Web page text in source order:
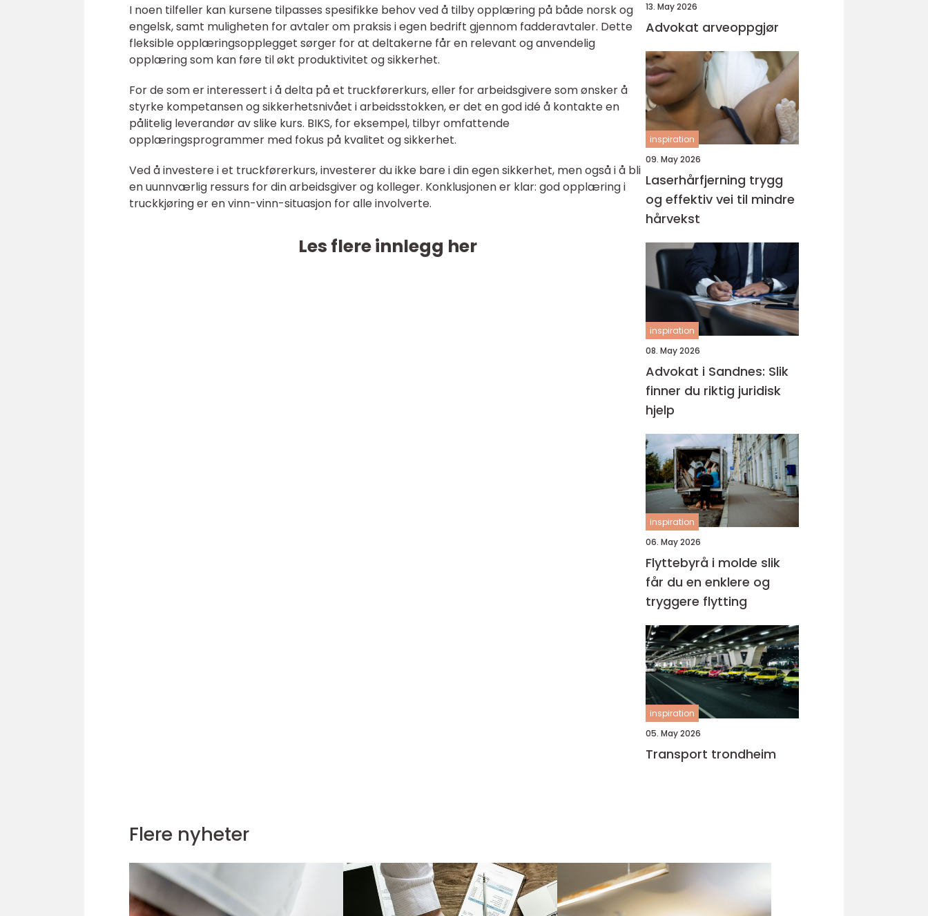
I noen tilfeller kan kursene tilpasses spesifikke behov ved å tilby opplæring på både norsk og
engelsk, samt muligheten for avtaler om praksis i egen bedrift gjennom fadderavtaler. Dette
fleksible opplæringsopplegget sørger for at deltakerne får en relevant og anvendelig
opplæring som kan føre til økt produktivitet og sikkerhet.
For de som er interessert i å delta på et truckførerkurs, eller for arbeidsgivere som ønsker å
styrke kompetansen og sikkerhetsnivået i arbeidsstokken, er det en god idé å kontakte en
pålitelig leverandør av slike kurs. BIKS, for eksempel, tilbyr omfattende
opplæringsprogrammer med fokus på kvalitet og sikkerhet.
Ved å investere i et truckførerkurs, investerer du ikke bare i din egen sikkerhet, men også i å bli
en uunnværlig ressurs for din arbeidsgiver og kolleger. Konklusjonen er klar: god opplæring i
truckkjøring er en vinn-vinn-situasjon for alle involverte.
Les flere innlegg her
13. May 2026
Advokat arveoppgjør
inspiration
09. May 2026
Laserhårfjerning trygg
og effektiv vei til mindre
hårvekst
inspiration
08. May 2026
Advokat i Sandnes: Slik
finner du riktig juridisk
hjelp
inspiration
06. May 2026
Flyttebyrå i molde slik
får du en enklere og
tryggere flytting
inspiration
05. May 2026
Transport trondheim
Flere nyheter